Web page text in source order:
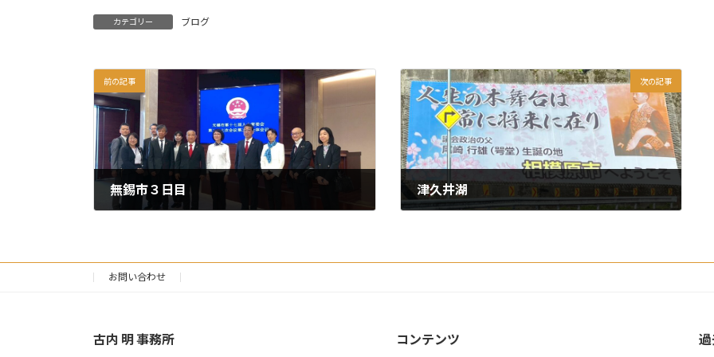
カテゴリー ブログ
前の記事
無錫市３日目
次の記事
津久井湖
お問い合わせ
古内 明 事務所 コンテンツ